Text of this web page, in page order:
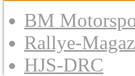
BM
Rallye-
HJS-DRC